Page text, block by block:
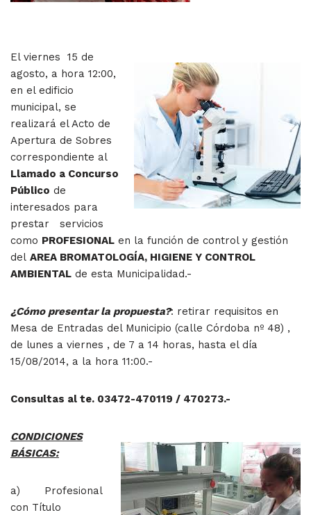
El viernes 15 de
agosto, a hora 12:00,
en el edificio
municipal, se
realizará el Acto de
Apertura de Sobres
correspondiente al
Llamado a Concurso
Público de
interesados para
prestar servicios
como PROFESIONAL en la función de control y gestión
del AREA BROMATOLOGÍA, HIGIENE Y CONTROL
AMBIENTAL de esta Municipalidad.-
¿Cómo presentar la propuesta?: retirar requisitos en
Mesa de Entradas del Municipio (calle Córdoba nº 48) ,
de lunes a viernes , de 7 a 14 horas, hasta el día
15/08/2014, a la hora 11:00.-
Consultas al te. 03472-470119 / 470273.-
CONDICIONES
BÁSICAS:
a) Profesional
con Título